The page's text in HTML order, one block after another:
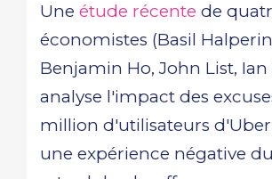
Une étude récente de
économistes (Basil
Benjamin Ho, John List, Ian
analyse l'impact des
million d'utilisateurs
une expérience négative